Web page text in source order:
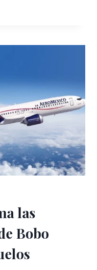
las
Bobo